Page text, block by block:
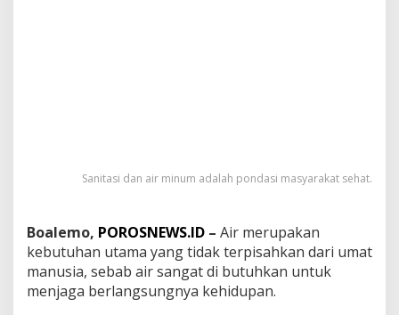
Sanitasi dan air minum adalah pondasi masyarakat sehat.
Boalemo, POROSNEWS.ID – Air merupakan
kebutuhan utama yang tidak terpisahkan dari umat
manusia, sebab air sangat di butuhkan untuk
menjaga berlangsungnya kehidupan.